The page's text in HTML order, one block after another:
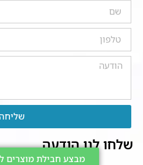
מבצע חבילת מוצרים
שליחה
שלחו לנו הודעה